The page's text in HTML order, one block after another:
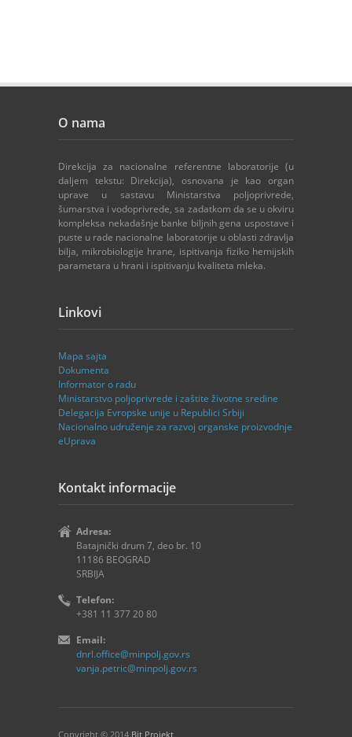
O nama
Direkcija za nacionalne referentne laboratorije (u
daljem tekstu: Direkcija), osnovana je kao organ
uprave u sastavu Ministarstva poljoprivrede,
šumarstva i vodoprivrede, sa zadatkom da se u okviru
kompleksa nekadašnje banke biljnih gena uspostave i
puste u rade nacionalne laboratorije u oblasti zdravlja
bilja, mikrobiologije hrane, ispitivanja fiziko hemijskih
parametara u hrani i ispitivanju kvaliteta mleka.
Linkovi
Mapa sajta
Dokumenta
Informator o radu
Ministаrstvo poljoprivrede i zaštite životne sredine
Delegаcijа Evropske unije u Republici Srbiji
Nаcionаlno udruženje zа rаzvoj orgаnske proizvodnje
eUprava
Kontakt informacije
Adresa:
Batajnički drum 7, deo br. 10
11186 BEOGRAD
SRBIJA
Telefon:
+381 11 377 20 80
Email:
dnrl.office@minpolj.gov.rs
vanja.petric@minpolj.gov.rs
Copyright © 2014 Bit Projekt